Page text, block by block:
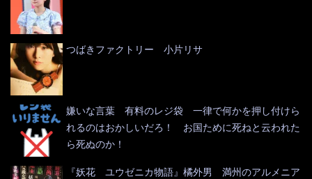
つばきファクトリー 小片リサ
嫌いな言葉 有料のレジ袋 一律で何かを押し付けら
れるのはおかしいだろ！ お国ために死ねと云われた
ら死ぬのか！
『妖花 ユウゼニカ物語』橘外男 満州のアルメニア